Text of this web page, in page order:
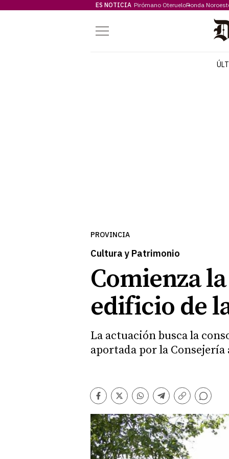
ES NOTICIA Pirómano OterueloRonda
Menú
PROVINCIA
Cultura y Patrimonio
Comienza
edificio de
La actuación busca la
aportada por la Consejería
Facebook
TwitterWhatsapp
Telegram
Copiar
enlace
Comentarios